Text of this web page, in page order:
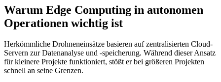
Warum Edge Computing in autonomen
Operationen wichtig ist
Herkömmliche Drohneneinsätze basieren auf zentralisierten Cloud-
Servern zur Datenanalyse und -speicherung. Während dieser Ansatz
für kleinere Projekte funktioniert, stößt er bei größeren Projekten
schnell an seine Grenzen.